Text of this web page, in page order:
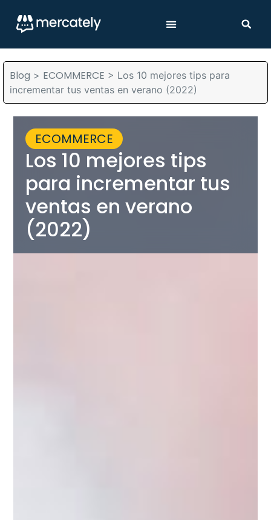
Blog > ECOMMERCE > Los 10 mejores tips para
incrementar tus ventas en verano (2022)
ECOMMERCE
Los 10 mejores tips
para incrementar tus
ventas en verano
(2022)